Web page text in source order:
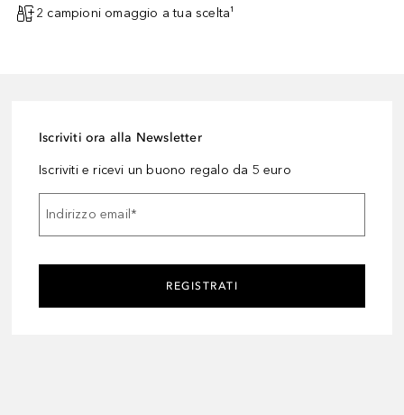
2 campioni omaggio a tua scelta¹
Iscriviti ora alla Newsletter
Iscriviti e ricevi un buono regalo da 5 euro
Indirizzo email*
REGISTRATI